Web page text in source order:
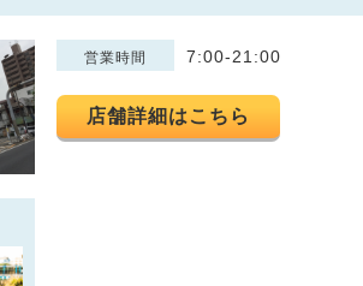
営業時間 7:00-21:00
店舗詳細はこちら